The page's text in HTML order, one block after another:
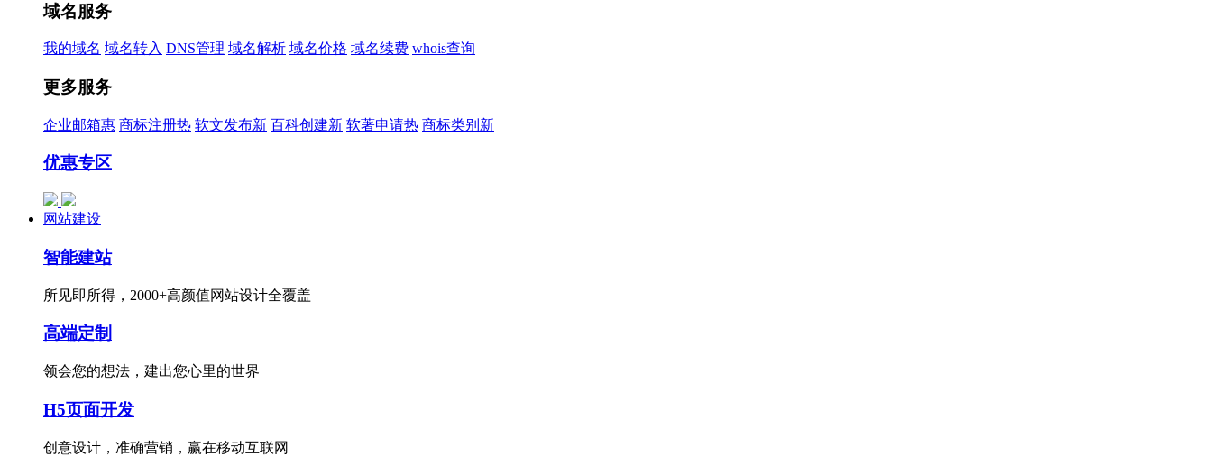
域名服务
我的域名 域名转入 DNS管理 域名解析 域名价格 域名续费 whois查询
更多服务
企业邮箱惠 商标注册热 软文发布新 百科创建新 软著申请热 商标类别 新
优惠专区
网站建设
智能建站
所见即所得，2000+高颜值网站设计全覆盖
高端定制
领会您的想法，建出您心里的世界
H5页面开发
创意设计，准确营销，赢在移动互联网